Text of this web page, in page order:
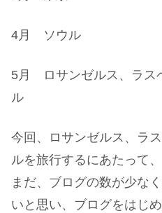
4月 ソウル
5月 ロサンゼルス、ラス
ル
今回、ロサンゼルス、ラ
ルを旅行するにあたって
まだ、ブログの数が少な
いと思い、ブログをはじめ